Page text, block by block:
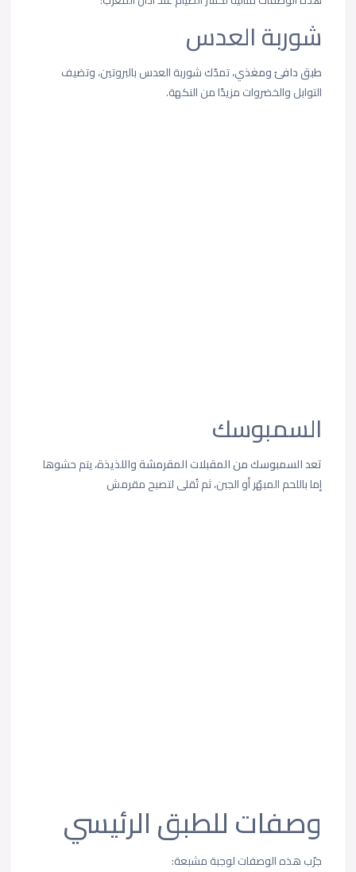
شوربة العدس
طبق دافئ ومغذي،تمدّك شوربة العدس بالبروتين، وتضيف
التوابل والخضروات مزيدًا من النكهة.
السمبوسك
تعد السمبوسك من المقبلات المقرمشة واللذيذة،يتم حشوها
إما باللحم المبهّر أو الجبن، ثم تُقلى لتصبح مقرمش
وصفات للطبق الرئيسي
جرّب هذه الوصفات لوجبة مشبعة: